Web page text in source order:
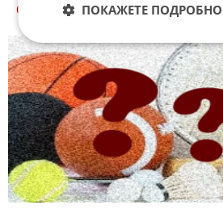
СПОРТ КУИЗОВЕ
ПОКАЖЕТЕ